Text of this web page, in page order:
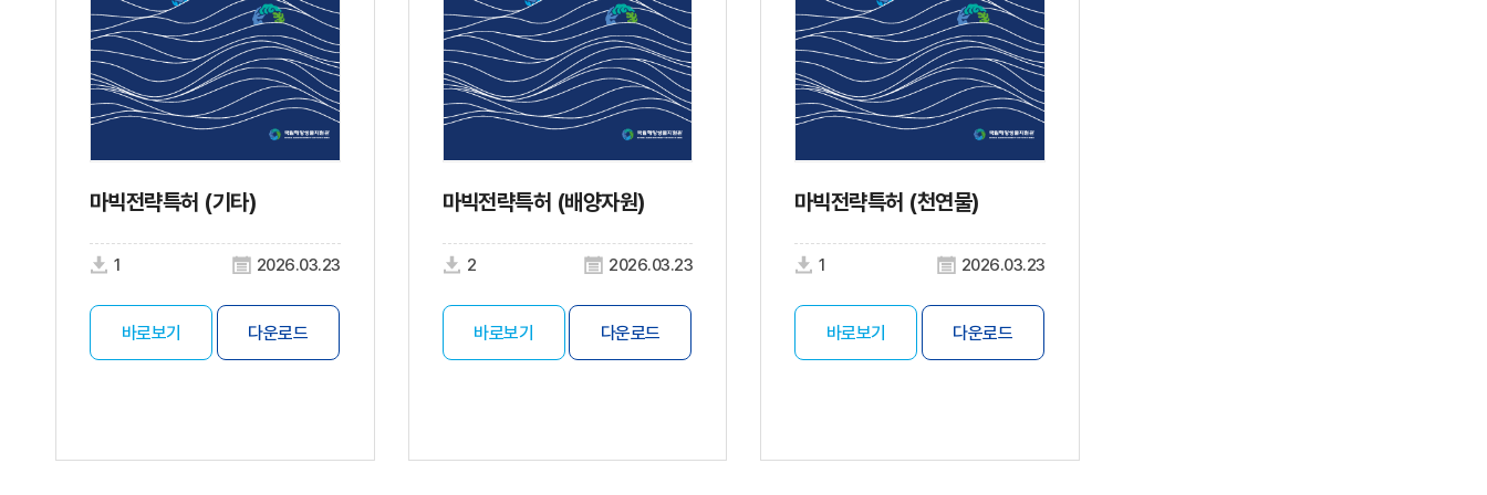
마빅전략특허 (기타)
1 2026.03.23
바로보기 다운로드
마빅전략특허 (배양자원)
2 2026.03.23
바로보기 다운로드
마빅전략특허 (천연물)
1 2026.03.23
바로보기 다운로드